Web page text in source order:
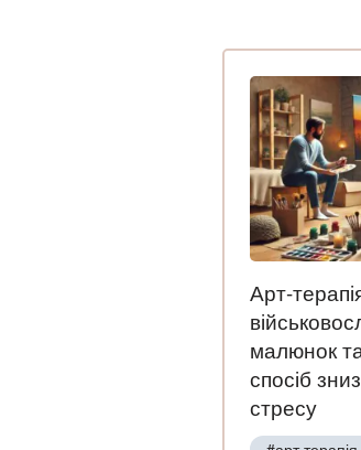
Арт-
малюнок
спосіб
стресу